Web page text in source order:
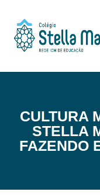
CULTURA
STELLA
FAZENDO